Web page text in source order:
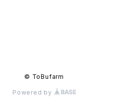
© ToBufarm
Powered by